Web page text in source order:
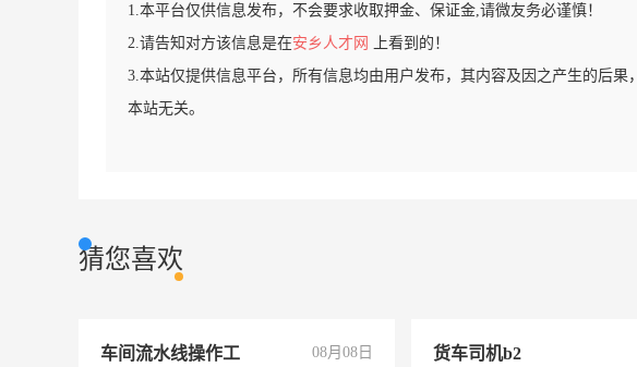
1.本平台仅供信息发布，不会要求收取押金、保证金,请微友务必谨慎！
2.请告知对方该信息是在安乡人才网
上看到的！
3.本站仅提供信息平台，所有信息均由用户发布，其内容及因之产生的后果
本站无关。
猜您喜欢
车间流水线操作工 08月08日 货车司机b2